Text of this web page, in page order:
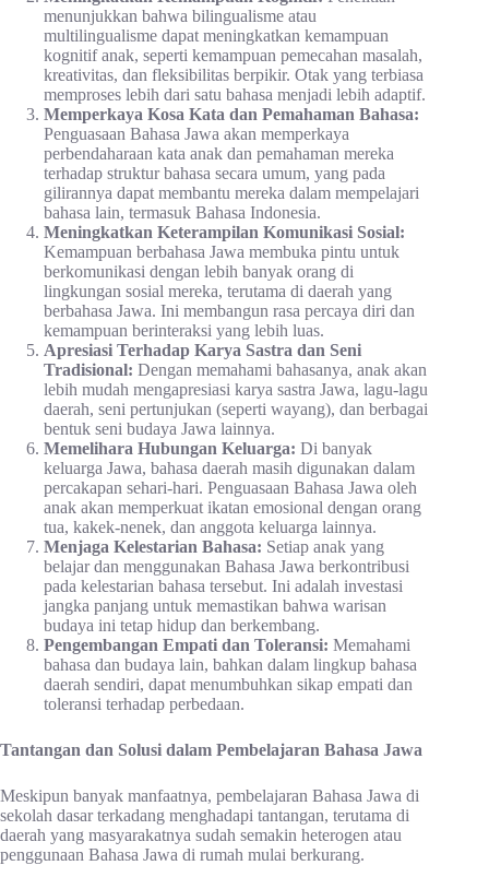
menunjukkan bahwa bilingualisme atau
multilingualisme dapat meningkatkan kemampuan
kognitif anak, seperti kemampuan pemecahan masalah,
kreativitas, dan fleksibilitas berpikir. Otak yang terbiasa
memproses lebih dari satu bahasa menjadi lebih adaptif.
Memperkaya Kosa Kata dan Pemahaman Bahasa:
Penguasaan Bahasa Jawa akan memperkaya
perbendaharaan kata anak dan pemahaman mereka
terhadap struktur bahasa secara umum, yang pada
gilirannya dapat membantu mereka dalam mempelajari
bahasa lain, termasuk Bahasa Indonesia.
Meningkatkan Keterampilan Komunikasi Sosial:
Kemampuan berbahasa Jawa membuka pintu untuk
berkomunikasi dengan lebih banyak orang di
lingkungan sosial mereka, terutama di daerah yang
berbahasa Jawa. Ini membangun rasa percaya diri dan
kemampuan berinteraksi yang lebih luas.
Apresiasi Terhadap Karya Sastra dan Seni
Tradisional: Dengan memahami bahasanya, anak akan
lebih mudah mengapresiasi karya sastra Jawa, lagu-lagu
daerah, seni pertunjukan (seperti wayang), dan berbagai
bentuk seni budaya Jawa lainnya.
Memelihara Hubungan Keluarga: Di banyak
keluarga Jawa, bahasa daerah masih digunakan dalam
percakapan sehari-hari. Penguasaan Bahasa Jawa oleh
anak akan memperkuat ikatan emosional dengan orang
tua, kakek-nenek, dan anggota keluarga lainnya.
Menjaga Kelestarian Bahasa: Setiap anak yang
belajar dan menggunakan Bahasa Jawa berkontribusi
pada kelestarian bahasa tersebut. Ini adalah investasi
jangka panjang untuk memastikan bahwa warisan
budaya ini tetap hidup dan berkembang.
Pengembangan Empati dan Toleransi: Memahami
bahasa dan budaya lain, bahkan dalam lingkup bahasa
daerah sendiri, dapat menumbuhkan sikap empati dan
toleransi terhadap perbedaan.
Tantangan dan Solusi dalam Pembelajaran Bahasa Jawa
Meskipun banyak manfaatnya, pembelajaran Bahasa Jawa di
sekolah dasar terkadang menghadapi tantangan, terutama di
daerah yang masyarakatnya sudah semakin heterogen atau
penggunaan Bahasa Jawa di rumah mulai berkurang.